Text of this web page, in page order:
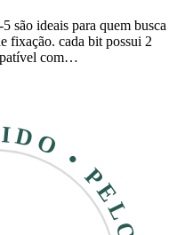
são ideais para quem busca
fixação. cada bit possui 2
com…